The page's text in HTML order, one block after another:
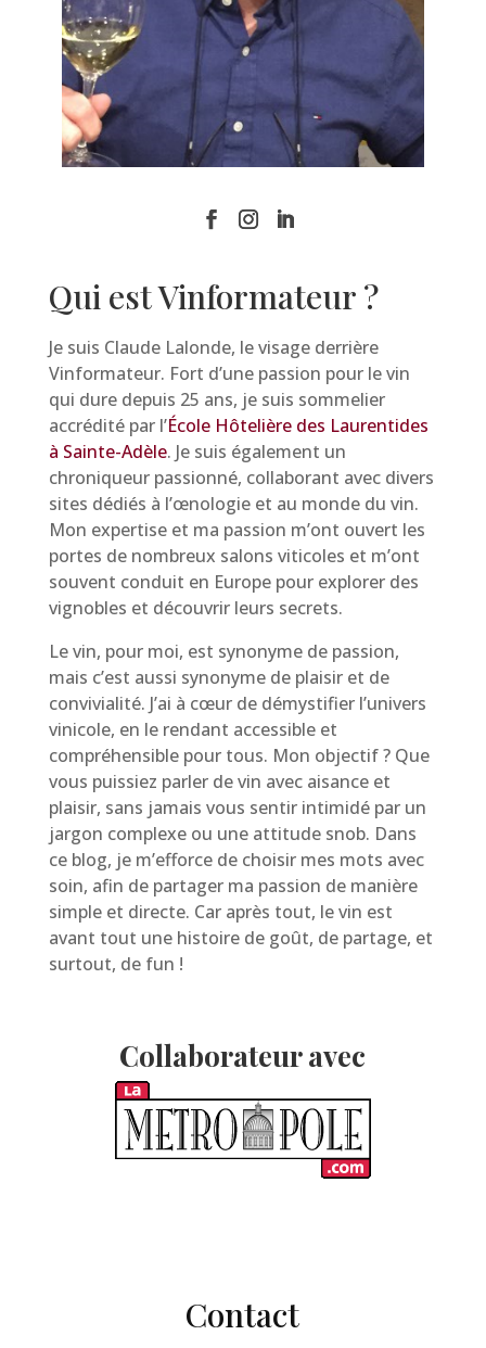
Qui est Vinformateur ?
Je suis Claude Lalonde, le visage derrière
Vinformateur. Fort d’une passion pour le vin
qui dure depuis 25 ans, je suis sommelier
accrédité par l’École Hôtelière des Laurentides
à Sainte-Adèle. Je suis également un
chroniqueur passionné, collaborant avec divers
sites dédiés à l’œnologie et au monde du vin.
Mon expertise et ma passion m’ont ouvert les
portes de nombreux salons viticoles et m’ont
souvent conduit en Europe pour explorer des
vignobles et découvrir leurs secrets.
Le vin, pour moi, est synonyme de passion,
mais c’est aussi synonyme de plaisir et de
convivialité. J’ai à cœur de démystifier l’univers
vinicole, en le rendant accessible et
compréhensible pour tous. Mon objectif ? Que
vous puissiez parler de vin avec aisance et
plaisir, sans jamais vous sentir intimidé par un
jargon complexe ou une attitude snob. Dans
ce blog, je m’efforce de choisir mes mots avec
soin, afin de partager ma passion de manière
simple et directe. Car après tout, le vin est
avant tout une histoire de goût, de partage, et
surtout, de fun !
Collaborateur avec
Contact